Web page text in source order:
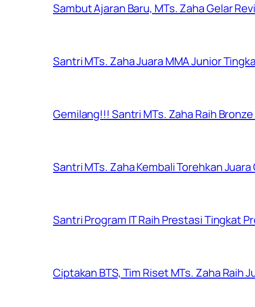
Sambut Ajaran Baru, MTs. Zaha Gelar
Santri MTs. Zaha Juara MMA Junior
Gemilang!!! Santri MTs. Zaha Raih
Santri MTs. Zaha Kembali Torehkan
Santri Program IT Raih Prestasi Tingkat
Ciptakan BTS, Tim Riset MTs. Zaha Raih